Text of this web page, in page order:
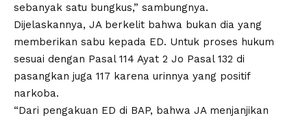
sebanyak satu bungkus,” sambungnya.
Dijelaskannya, JA berkelit bahwa bukan dia yang
memberikan sabu kepada ED. Untuk proses hukum
sesuai dengan Pasal 114 Ayat 2 Jo Pasal 132 di
pasangkan juga 117 karena urinnya yang positif
narkoba.
“Dari pengakuan ED di BAP, bahwa JA menjanjikan